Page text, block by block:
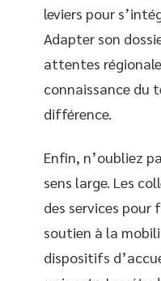
leviers pour
Adapter son
attentes
connaissance du
différence.
Enfin, n’oubliez
sens large. Les
des services
soutien à la
dispositifs